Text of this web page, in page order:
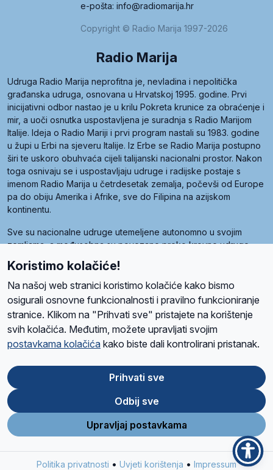
e-pošta: info@radiomarija.hr
Copyright © Radio Marija 1997-2026
Radio Marija
Udruga Radio Marija neprofitna je, nevladina i nepolitička
građanska udruga, osnovana u Hrvatskoj 1995. godine. Prvi
inicijativni odbor nastao je u krilu Pokreta krunice za obraćenje i
mir, a uoči osnutka uspostavljena je suradnja s Radio Marijom
Italije. Ideja o Radio Mariji i prvi program nastali su 1983. godine
u župi u Erbi na sjeveru Italije. Iz Erbe se Radio Marija postupno
širi te uskoro obuhvaća cijeli talijanski nacionalni prostor. Nakon
toga osnivaju se i uspostavljaju udruge i radijske postaje s
imenom Radio Marija u četrdesetak zemalja, počevši od Europe
pa do obiju Amerika i Afrike, sve do Filipina na azijskom
kontinentu.
Sve su nacionalne udruge utemeljene autonomno u svojim
zemljama, a međusobna su povezane preko krovne udruge
Radio Maria). Svjetsku obitelj utemeljilo je sedam članica, među
kojima je i hrvatska Udruga Radio Marija.
O namaRadio ProgramVolonteriPrijateljiKontaktPravila privatnosti
Ova stranica je zaštićena Google reCAPTCHA sustavom
Store
Google
Play
Koristimo kolačiće!
Na našoj web stranici koristimo kolačiće kako bismo
osigurali osnovne funkcionalnosti i pravilno funkcioniranje
stranice. Klikom na "Prihvati sve" pristajete na korištenje
svih kolačića. Međutim, možete upravljati svojim
postavkama kolačića kako biste dali kontrolirani pristanak.
Prihvati sve
Odbij sve
Upravljaj postavkama
Politika privatnosti • Uvjeti korištenja • Impressum